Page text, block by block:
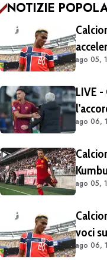
NOTIZIE
ago 05,
LIVE
ago 06,
ago 05,
voci
ago 06,